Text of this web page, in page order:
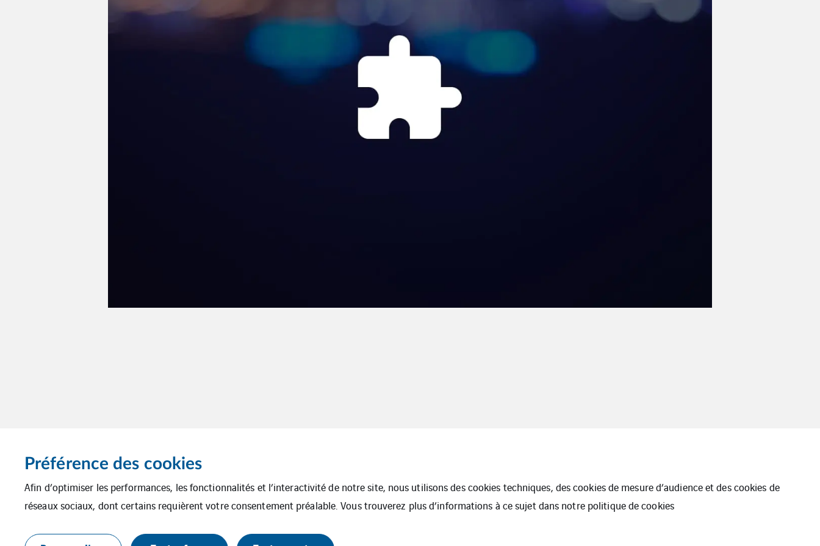
Préférence des cookies
Afin d’optimiser les performances, les fonctionnalités et l’interactivité de notre site, nous utilisons des cookies techniques, des cookies de mesure d’audience et des cookies de
réseaux sociaux, dont certains requièrent votre consentement préalable. Vous trouverez plus d’informations à ce sujet dans notre politique de cookies